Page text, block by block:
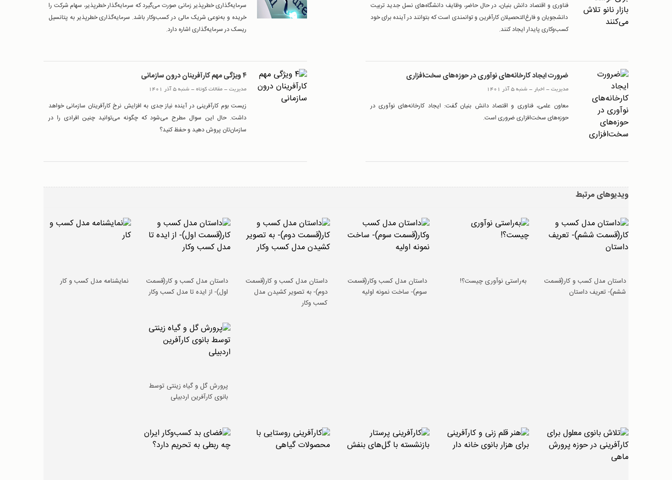
فناوری و اقتصاد دانش بنیان، در حال حاضر، وظایف دانشگاه‌های نسل جدید تربیت
دانشجویان و فارغ‌التحصیلان کارآفرین و توانمندی است که بتوانند در آینده برای خود
کسب‌وکاری پایدار ایجاد کنند.
سرمایه‌گذاری خطرپذیر زمانی صورت می‌گیرد که سرمایه‌گذار خطرپذیر، سهام شرکت را
خریده و به‌نوعی شریک مالی در کسب‌وکار باشد. سرمایه‌گذاری خطرپذیر به پتانسیل
ریسک در سرمایه‌گذاری اشاره دارد.
ضرورت ایجاد کارخانه‌های نوآوری در حوزه‌های سخت‌افزاری
مدیریت-اخبار - شنبه 5 آذر 1401
معاون علمی، فناوری و اقتصاد دانش بنیان گفت: ایجاد کارخانه‌های نوآوری در
حوزه‌های سخت‌افزاری ضروری است.
۴ ویژگی مهم کارآفرینان درون سازمانی
مدیریت-مقالات کوتاه- شنبه 5 آذر 1401
زیست بوم کارآفرینی در آینده نیاز جدی به افزایش نرخ کارآفرینان سازمانی خواهد
داشت. حال این سوال مطرح می‌شود که چگونه می‌توانید چنین افرادی را در
سازمان‌تان پروش دهید و حفظ کنید؟
ویدیوهای مرتبط
داستان مدل کسب و کار(قسمت
ششم)- تعریف داستان
به‌راستی نوآوری چیست؟!
داستان مدل کسب وکار(قسمت
سوم)- ساخت نمونه اولیه
داستان مدل کسب و کار(قسمت
دوم)- به تصویر کشیدن مدل
کسب وکار
داستان مدل کسب و کار(قسمت
اول)- از ایده تا مدل کسب وکار
نمایشنامه مدل کسب و کار
پرورش گل و گیاه زینتی توسط
بانوی کارآفرین اردبیلی